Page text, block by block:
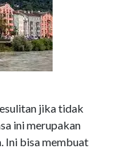
jika tidak
ini merupakan
Ini bisa membuat